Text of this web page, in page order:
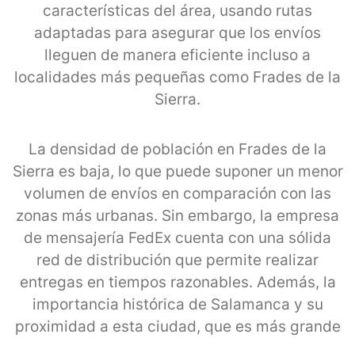
características del área, usando rutas
adaptadas para asegurar que los envíos
lleguen de manera eficiente incluso a
localidades más pequeñas como Frades de la
Sierra.
La densidad de población en Frades de la
Sierra es baja, lo que puede suponer un menor
volumen de envíos en comparación con las
zonas más urbanas. Sin embargo, la empresa
de mensajería FedEx cuenta con una sólida
red de distribución que permite realizar
entregas en tiempos razonables. Además, la
importancia histórica de Salamanca y su
proximidad a esta ciudad, que es más grande